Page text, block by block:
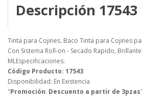
Descripción 17543
Tinta para Cojines. Baco Tinta para Cojines
Con Sistema Roll-on - Secado Rapido,
MLEspecificaciones:
Código Producto: 17543
Disponibilidad: En Existencia
"Promoción: Descuento a partir de 3pzas"